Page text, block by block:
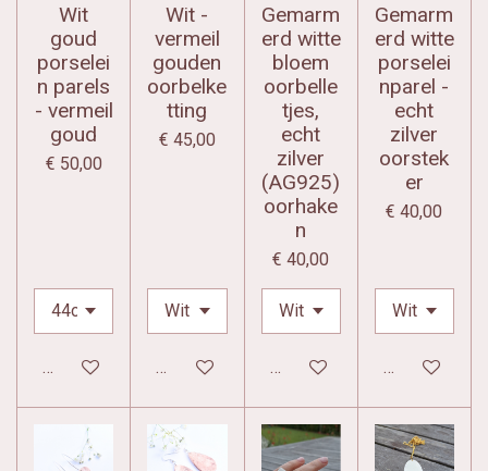
Wit
goud
porselei
n parels
- vermeil
goud
€ 50,00
In winkelwagen
Wit -
vermeil
gouden
oorbelke
tting
€ 45,00
In winkelwagen
Gemarm
erd witte
bloem
oorbelle
tjes,
echt
zilver
(AG925)
oorhake
n
€ 40,00
In winkelwagen
Gemarm
erd witte
porselei
nparel -
echt
zilver
oorstek
er
€ 40,00
In